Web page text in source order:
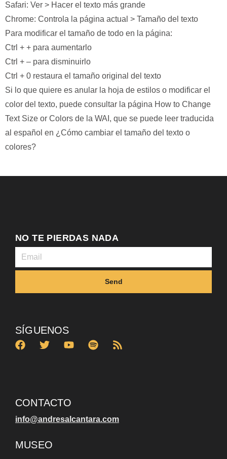
Safari: Ver > Hacer el texto más grande
Chrome: Controla la página actual > Tamaño del texto
Para modificar el tamaño de todo en la página:
Ctrl + + para aumentarlo
Ctrl + – para disminuirlo
Ctrl + 0 restaura el tamaño original del texto
Si lo que quiere es anular la hoja de estilos o modificar el
color del texto, puede consultar la página How to Change
Text Size or Colors de la WAI, que se puede leer traducida
al español en ¿Cómo cambiar el tamaño del texto o
colores?
NO TE PIERDAS NADA
Send
SÍGUENOS
CONTACTO
info@andresalcantara.com
MUSEO